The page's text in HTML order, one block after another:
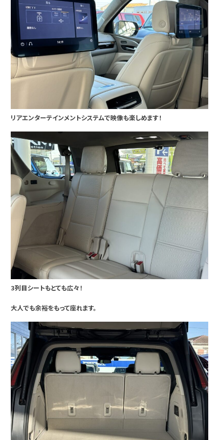
リアエンターテインメントシステムで映像も楽しめます！
3列目シートもとても広々！
大人でも余裕をもって座れます。